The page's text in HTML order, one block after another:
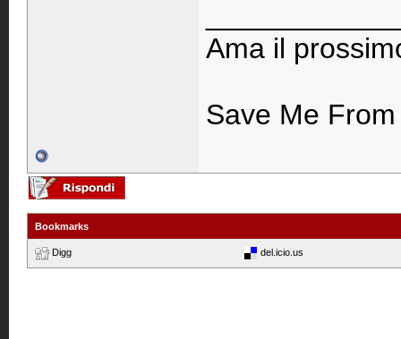
Ama il
Save Me
Bookmarks
Digg del.icio.us